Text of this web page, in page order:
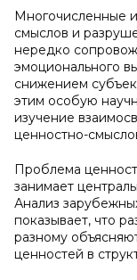
Многочисленные
смыслов и
нередко
эмоционального
снижением
этим особую
изучение
ценностно-
Проблема
занимает
Анализ
показывает, что
разному
ценностей в